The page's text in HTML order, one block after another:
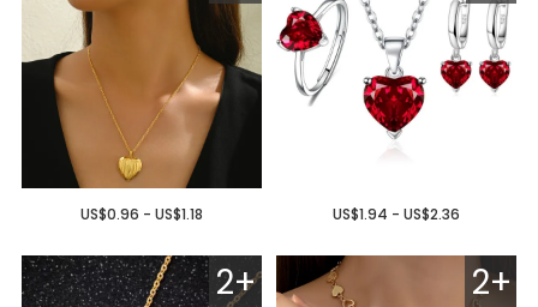
US$1.94 - US$2.36
US$0.96 - US$1.18
2+
2+